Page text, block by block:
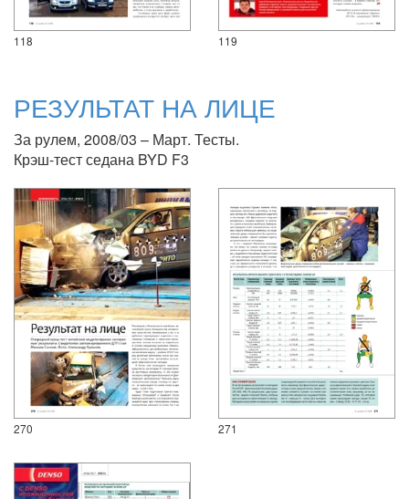
118 119
РЕЗУЛЬТАТ НА ЛИЦЕ
За рулем, 2008/03 – Март. Тесты.
Крэш-тест седана BYD F3
270 271